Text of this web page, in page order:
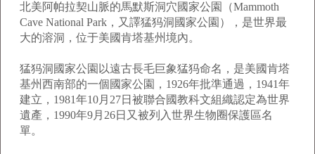
北美阿帕拉契山脈的馬默斯洞穴國家公園（Mammoth
Cave National Park，又譯猛犸洞國家公園），是世界最
大的溶洞，位于美國肯塔基州境內。
猛犸洞國家公園以遠古長毛巨象猛犸命名，是美國肯塔
基州西南部的一個國家公園，1926年批準通過，1941年
建立，1981年10月27日被聯合國教科文組織認定為世界
遺產，1990年9月26日又被列入世界生物圈保護區名
單。